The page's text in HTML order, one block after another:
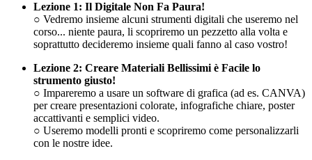
Lezione 1: Il Digitale Non Fa Paura!
○ Vedremo insieme alcuni strumenti digitali che useremo nel
corso... niente paura, li scopriremo un pezzetto alla volta e
soprattutto decideremo insieme quali fanno al caso vostro!
Lezione 2: Creare Materiali Bellissimi è Facile lo
strumento giusto!
○ Impareremo a usare un software di grafica (ad es. CANVA)
per creare presentazioni colorate, infografiche chiare, poster
accattivanti e semplici video.
○ Useremo modelli pronti e scopriremo come personalizzarli
con le nostre idee.